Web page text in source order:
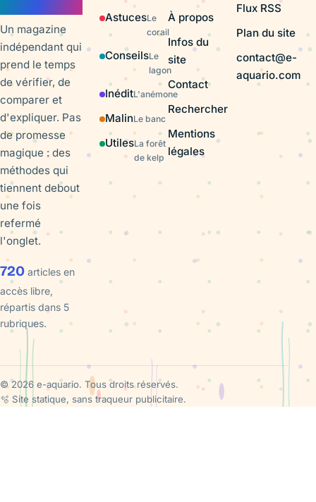
Un magazine
indépendant qui
prend le temps
de vérifier, de
comparer et
d'expliquer. Pas
de promesse
magique : des
méthodes qui
tiennent debout
une fois
refermé
l'onglet.
720 articles en
accès libre,
répartis dans 5
rubriques.
AstucesLe
corail
ConseilsLe
lagon
InéditL'anémone
MalinLe banc
UtilesLa forêt
de kelp
À propos
Infos du
site
Contact
Rechercher
Mentions
légales
Flux RSS
Plan du site
contact@e-
aquario.com
© 2026 e-aquario. Tous droits réservés.
🫧 Site statique, sans traqueur publicitaire.